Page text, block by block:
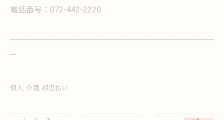
電話番号：072-442-2220
--------------------------------------------------------------------
--
個人 介護 都度払い